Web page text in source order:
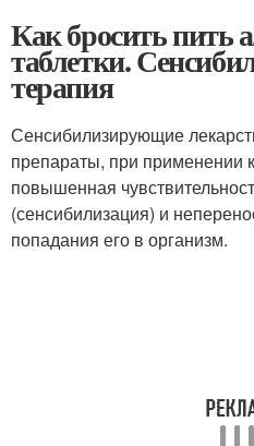
Как бросить пить
таблетки.
терапия
Сенсибилизирующие
препараты, при применении
повышенная
(сенсибилизация) и
попадания его в организм.